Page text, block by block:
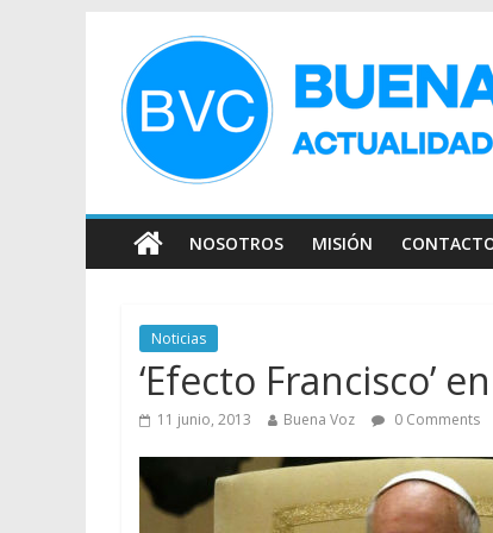
NOSOTROS MISIÓN
Noticias
‘Efecto Francisco’
11 junio, 2013 Buena Voz 0 Comments